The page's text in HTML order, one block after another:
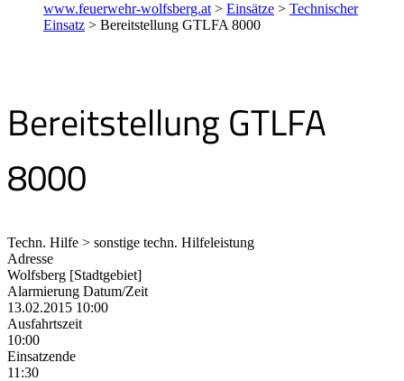
www.feuerwehr-wolfsberg.at > Einsätze > Technischer
Einsatz > Bereitstellung GTLFA 8000
Bereitstellung GTLFA
8000
Techn. Hilfe > sonstige techn. Hilfeleistung
Adresse
Wolfsberg [Stadtgebiet]
Alarmierung Datum/Zeit
13.02.2015 10:00
Ausfahrtszeit
10:00
Einsatzende
11:30